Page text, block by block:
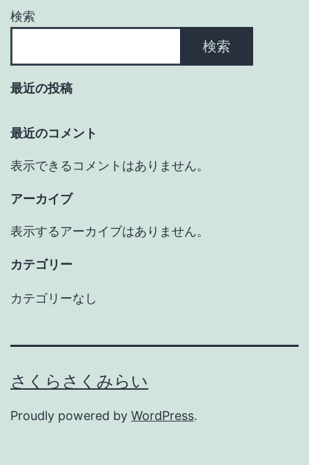
ョ
検索
検索
最近の投稿
最近のコメント
表示できるコメントはありません。
アーカイブ
表示するアーカイブはありません。
カテゴリー
カテゴリーなし
さくらさくみらい
Proudly powered by WordPress.